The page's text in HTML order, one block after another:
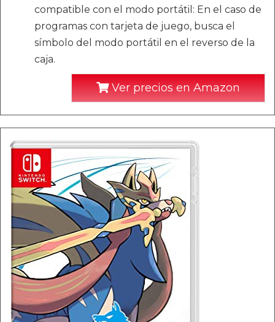
compatible con el modo portátil: En el caso de
programas con tarjeta de juego, busca el
símbolo del modo portátil en el reverso de la
caja.
Ver precios en Amazon